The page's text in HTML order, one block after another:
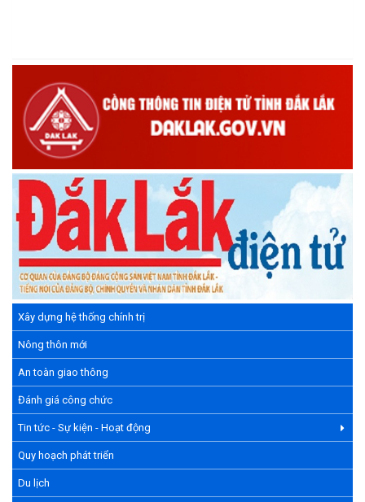
Xây dựng hệ thống chính trị
Nông thôn mới
An toàn giao thông
Đánh giá công chức
Tin tức - Sự kiện - Hoạt động
Quy hoạch phát triển
Du lịch
Minh (15/05/1941 – 15/05/2026) và kỷ niệm 136 năm ngày
sinh Chủ tịch Hồ Chí Minh (19/05/1890 – 19/05/2026).
(14/05/2026)
Tuyển dụng lao động